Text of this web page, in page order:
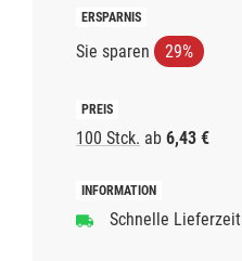
Sie sparen 29%
100 Stck. ab 6,43 €
Schnelle Lieferzeit